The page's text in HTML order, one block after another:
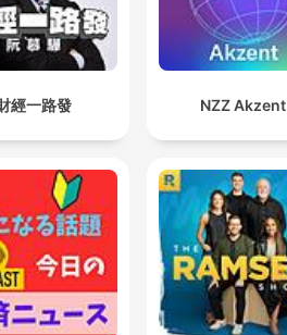
經一路發 NZZ Akzent